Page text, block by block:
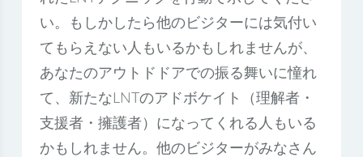
い。もしかしたら他のビジターには気付い
てもらえない人もいるかもしれませんが、
あなたのアウトドドアでの振る舞いに憧れ
て、新たなLNTのアドボケイト（理解者・
支援者・擁護者）になってくれる人もいる
かもしれません。他のビジターがみなさん